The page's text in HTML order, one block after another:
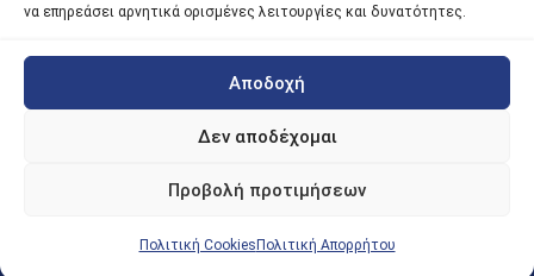
να επηρεάσει αρνητικά ορισμένες λειτουργίες και δυνατότητες.
Αποδοχή
Δεν αποδέχομαι
Προβολή προτιμήσεων
Πολιτική Cookies Πολιτική Απορρήτου
προγραμματισμένου ραντεβού.
| iky.gr | All Rights Reserved
Designed and Developed by ACM Digital